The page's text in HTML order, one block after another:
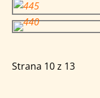
Strana 10 z 13